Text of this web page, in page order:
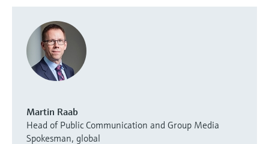
Martin Raab
Head of Public Communication and Group Media
Spokesman, global